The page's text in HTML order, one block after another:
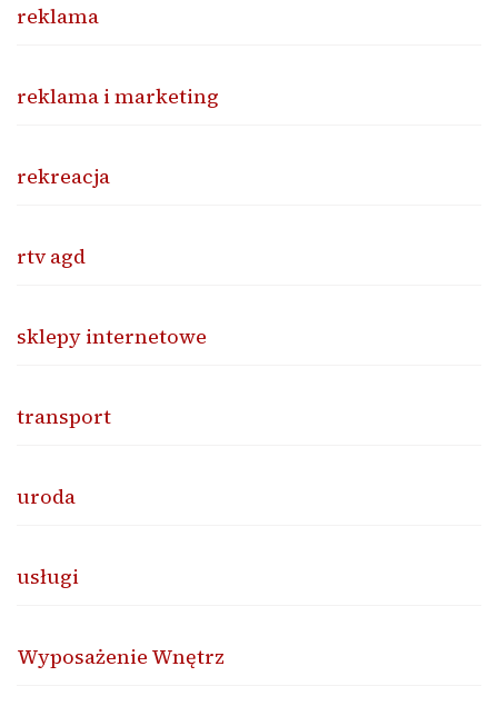
reklama
reklama i marketing
rekreacja
rtv agd
sklepy internetowe
transport
uroda
usługi
Wyposażenie Wnętrz